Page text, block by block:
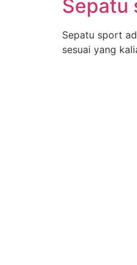
Sepatu
Sepatu
sesuai yang